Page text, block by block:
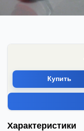
Купить
Характеристики